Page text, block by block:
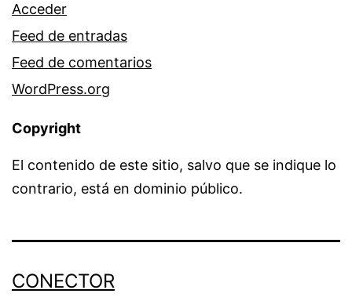
Acceder
Feed de entradas
Feed de comentarios
WordPress.org
Copyright
El contenido de este sitio, salvo que se indique lo
contrario, está en dominio público.
CONECTOR